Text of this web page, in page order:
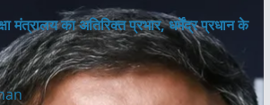
मंत्रालय का अतिरिक्त प्रभार, धर्मेंद्र प्रधान के